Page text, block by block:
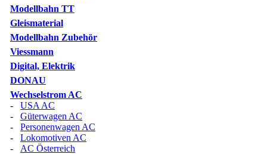
Modellbahn TT
Gleismaterial
Modellbahn Zubehör
Viessmann
Digital, Elektrik
DONAU
Wechselstrom AC
- USA AC
- Güterwagen AC
- Personenwagen AC
- Lokomotiven AC
- AC Österreich